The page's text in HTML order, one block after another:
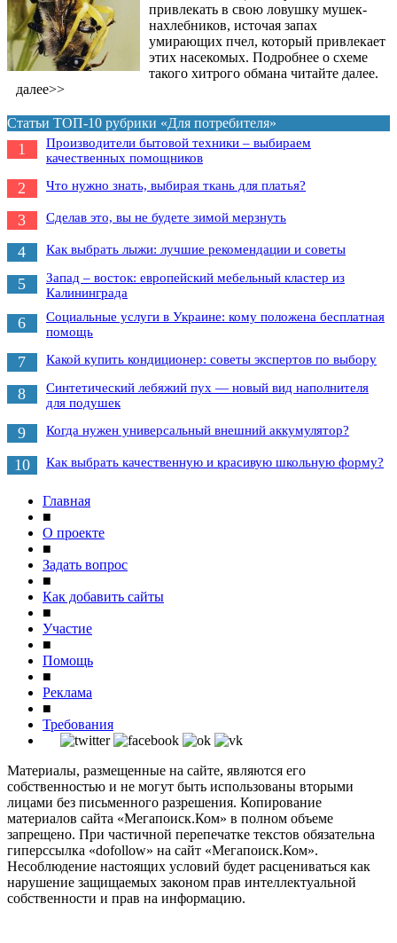
привлекать в свою ловушку мушек-
нахлебников, источая запах
умирающих пчел, который привлекает
этих насекомых. Подробнее о схеме
такого хитрого обмана читайте далее.
далее>>
Статьи ТОП-10 рубрики «Для потребителя»
1
Производители бытовой техники – выбираем
качественных помощников
2 Что нужно знать, выбирая ткань для платья?
3 Сделав это, вы не будете зимой мерзнуть
4 Как выбрать лыжи: лучшие рекомендации и советы
5
Запад – восток: европейский мебельный кластер из
Калининграда
6
Социальные услуги в Украине: кому положена бесплатная
помощь
7 Какой купить кондиционер: советы экспертов по выбору
8
Синтетический лебяжий пух — новый вид наполнителя
для подушек
9 Когда нужен универсальный внешний аккумулятор?
10 Как выбрать качественную и красивую школьную форму?
Главная
■
О проекте
■
Задать вопрос
■
Как добавить сайты
■
Участие
■
Помощь
■
Реклама
■
Требования
Материалы, размещенные на сайте, являются его
собственностью и не могут быть использованы вторыми
лицами без письменного разрешения. Копирование
материалов сайта «Мегапоиск.Ком» в полном объеме
запрещено. При частичной перепечатке текстов обязательна
гиперссылка «dofollow» на сайт «Мегапоиск.Ком».
Несоблюдение настоящих условий будет расцениваться как
нарушение защищаемых законом прав интеллектуальной
собственности и прав на информацию.